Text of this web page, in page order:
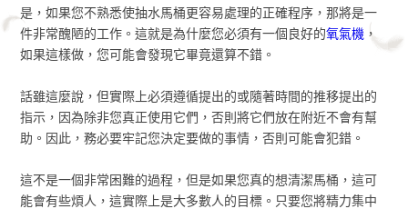
是，如果您不熟悉使抽水馬桶更容易處理的正確程序，那將是一
件非常醜陋的工作。這就是為什麼您必須有一個良好的氧氣機​ ，
如果這樣做，您可能會發現它畢竟還算不錯。
話雖這麼說，但實際上必須遵循提出的或隨著時間的推移提出的
指示，因為除非您真正使用它們，否則將它們放在附近不會有幫
助。因此，務必要牢記您決定要做的事情，否則可能會犯錯。
這不是一個非常困難的過程，但是如果您真的想清潔馬桶，這可
能會有些煩人，這實際上是大多數人的目標。只要您將精力集中